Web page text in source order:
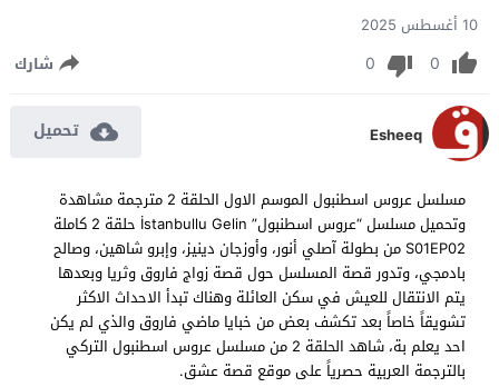
10 أغسطس 2025
0
0 شارك
Esheeq تحميل
مسلسل عروس اسطنبول الموسم الاول الحلقة 2 مترجمة مشاهدة
وتحميل مسلسل “عروس اسطنبول” İstanbullu Gelin حلقة 2 كاملة
S01EP02 من بطولة آصلي أنور، وأوزجان دينيز، وإبرو شاهين، وصالح
بادمجي، وتدور قصة المسلسل حول قصة زواج فاروق وثريا وبعدها
يتم الانتقال للعيش في سكن العائلة وهناك تبدأ الاحداث الاكثر
تشويقاً خاصاً بعد تكشف بعض من خبايا ماضي فاروق والذي لم يكن
احد يعلم بة، شاهد الحلقة 2 من مسلسل عروس اسطنبول التركي
بالترجمة العربية حصرياً على موقع قصة عشق.